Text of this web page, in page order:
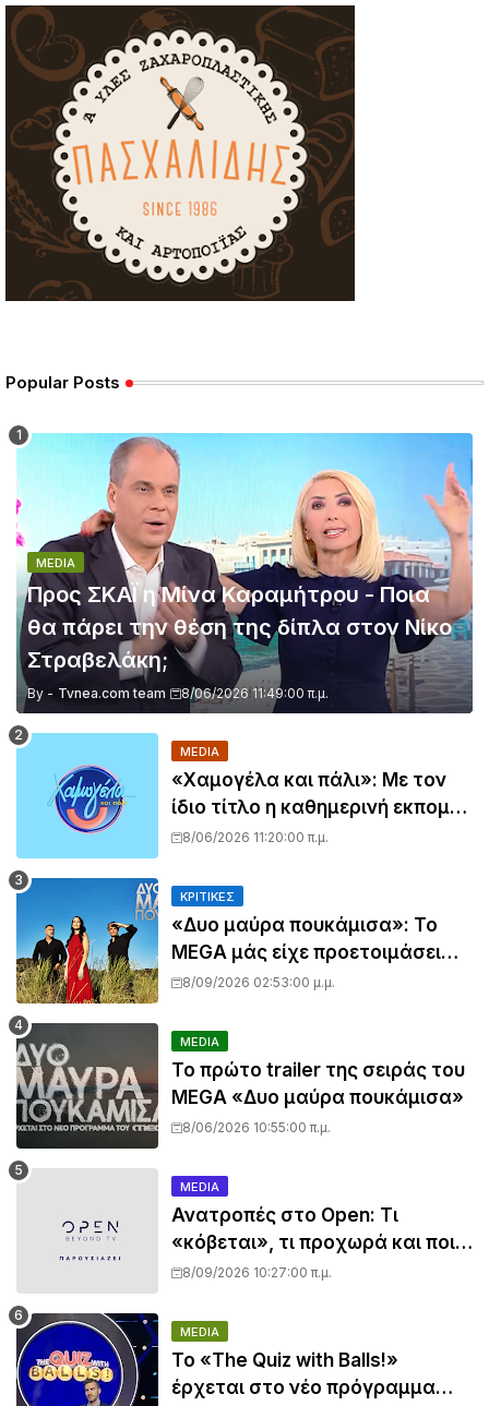
Popular Posts
MEDIA
Προς ΣΚΑΪ η Μίνα Καραμήτρου - Ποια
θα πάρει την θέση της δίπλα στον Νίκο
Στραβελάκη;
By - Tvnea.com team 8/06/2026 11:49:00 π.μ.
MEDIA
«Χαμογέλα και πάλι»: Με τον
ίδιο τίτλο η καθημερινή εκπομπή
της Σίσσυς Χρηστίδου στο
8/06/2026 11:20:00 π.μ.
ΚΡΙΤΙΚΈΣ
«Δυο μαύρα πουκάμισα»: Το
MEGA μάς είχε προετοιμάσει
για πολλά… το πρώτο τρέιλερ
8/09/2026 02:53:00 μ.μ.
MEDIA
Το πρώτο trailer της σειράς του
MEGA «Δυο μαύρα πουκάμισα»
8/06/2026 10:55:00 π.μ.
MEDIA
Ανατροπές στο Open: Τι
«κόβεται», τι προχωρά και ποια
εκπομπή μπαίνει στον πάγο
8/09/2026 10:27:00 π.μ.
MEDIA
Το «The Quiz with Balls!»
έρχεται στο νέο πρόγραμμα